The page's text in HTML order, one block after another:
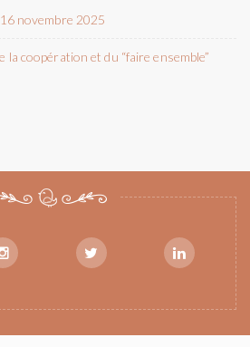
novembre 2025
la coopération et du “faire ensemble”